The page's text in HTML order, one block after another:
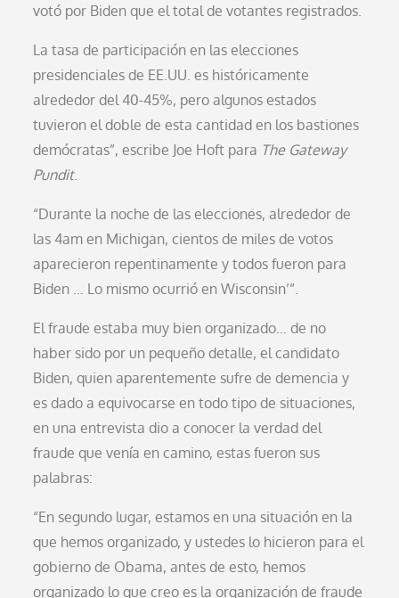
votó por Biden que el total de votantes registrados.
La tasa de participación en las elecciones
presidenciales de EE.UU. es históricamente
alrededor del 40-45%, pero algunos estados
tuvieron el doble de esta cantidad en los bastiones
demócratas”, escribe Joe Hoft para The Gateway
Pundit.
“Durante la noche de las elecciones, alrededor de
las 4am en Michigan, cientos de miles de votos
aparecieron repentinamente y todos fueron para
Biden … Lo mismo ocurrió en Wisconsin’”.
El fraude estaba muy bien organizado… de no
haber sido por un pequeño detalle, el candidato
Biden, quien aparentemente sufre de demencia y
es dado a equivocarse en todo tipo de situaciones,
en una entrevista dio a conocer la verdad del
fraude que venía en camino, estas fueron sus
palabras:
“En segundo lugar, estamos en una situación en la
que hemos organizado, y ustedes lo hicieron para el
gobierno de Obama, antes de esto, hemos
organizado lo que creo es la organización de fraude